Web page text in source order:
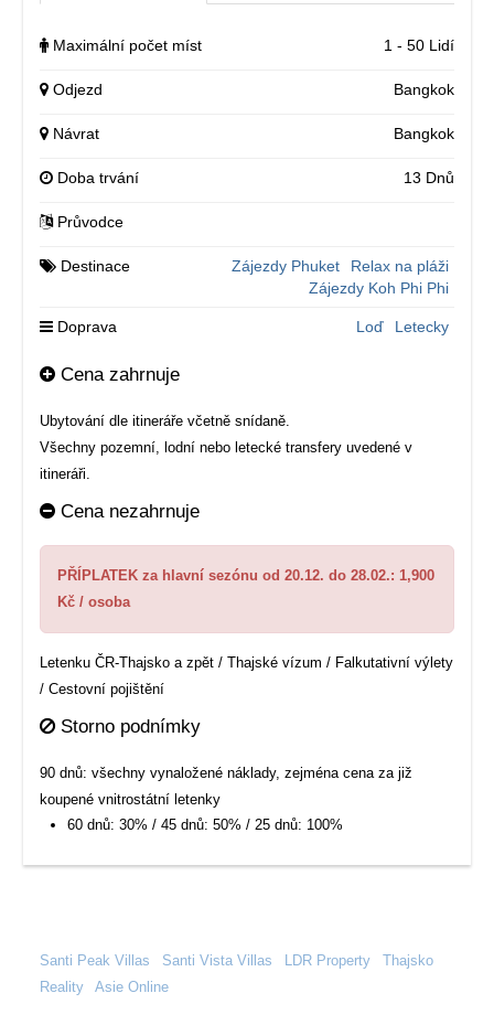
Maximální počet míst 1 - 50 Lidí
Odjezd Bangkok
Návrat Bangkok
Doba trvání 13 Dnů
Průvodce
Destinace Relax na pláži
Zájezdy Phuket
Zájezdy Koh Phi Phi
Doprava Letecky
Loď
Cena zahrnuje
Ubytování dle itineráře včetně snídaně.
Všechny pozemní, lodní nebo letecké transfery uvedené v
itineráři.
Cena nezahrnuje
PŘÍPLATEK za hlavní sezónu od 20.12. do 28.02.: 1,900
Kč / osoba
Letenku ČR-Thajsko a zpět / Thajské vízum / Falkutativní výlety
/ Cestovní pojištění
Storno podnímky
90 dnů: všechny vynaložené náklady, zejména cena za již
koupené vnitrostátní letenky
60 dnů: 30% / 45 dnů: 50% / 25 dnů: 100%
Santi Peak Villas Santi Vista Villas LDR Property |Thajsko
Reality |Asie Online